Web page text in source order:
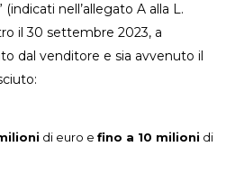
nell’allegato A alla L.
il 30 settembre 2023, a
dal venditore e sia avvenuto il
di euro e fino a 10 milioni di